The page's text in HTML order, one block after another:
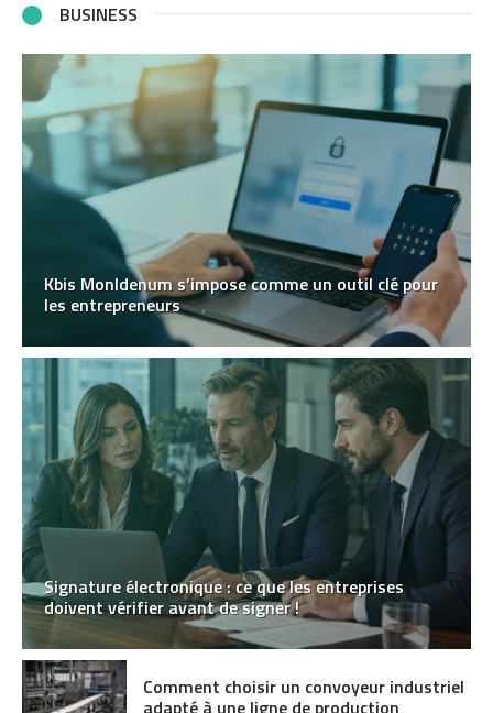
BUSINESS
Kbis MonIdenum s’impose comme un outil clé pour
les entrepreneurs
Signature électronique : ce que les entreprises
doivent vérifier avant de signer !
Comment choisir un convoyeur industriel
adapté à une ligne de production